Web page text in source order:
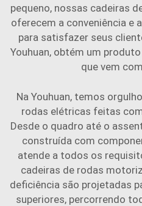
pequeno, nossas cadeiras
oferecem a conveniência e
para satisfazer seus
Youhuan, obtém um
que vem
Na Youhuan, temos
rodas elétricas feitas
Desde o quadro até o
construída com
atende a todos os
cadeiras de rodas
deficiência são projetadas
superiores, percorrendo